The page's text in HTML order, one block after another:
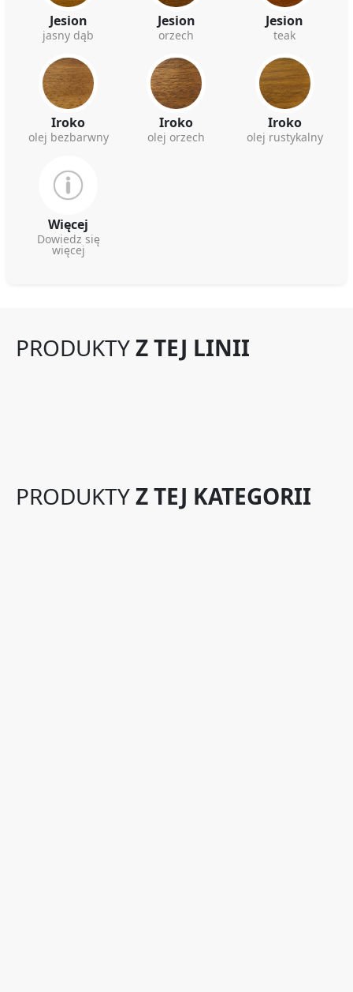
Jesion
jasny dąb
Jesion
orzech
Jesion
teak
Iroko
olej bezbarwny
Iroko
olej orzech
Iroko
olej rustykalny
Więcej
Dowiedz się
więcej
PRODUKTYZ TEJ LINII
PRODUKTYZ TEJ KATEGORII